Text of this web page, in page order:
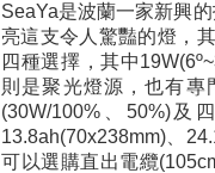
SeaYa是波蘭一家新興
亮這支令人驚豔的燈，
四種選擇，其中
則是聚光燈源，也有專
(30W/100%、50%)及
13.8ah(70x238mm)、
可以選購直出電纜